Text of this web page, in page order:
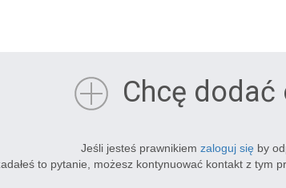
Chcę
Jeśli jesteś prawnikiem zaloguj się by
to pytanie, możesz kontynuować kontakt z tym